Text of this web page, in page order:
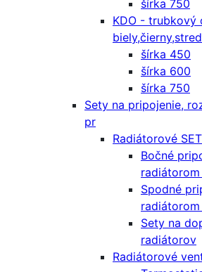
šírka 750
KDO - trubkový
šírka 450
šírka 600
šírka 750
Sety na pripojenie,
pr
Radiátorové
Bočné
radiátorom
Spodné
radiátorom
Sety na
radiátorov
Radiátorové